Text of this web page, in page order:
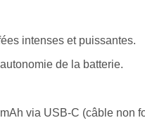
intenses et puissantes.
de la batterie.
via USB-C (câble non